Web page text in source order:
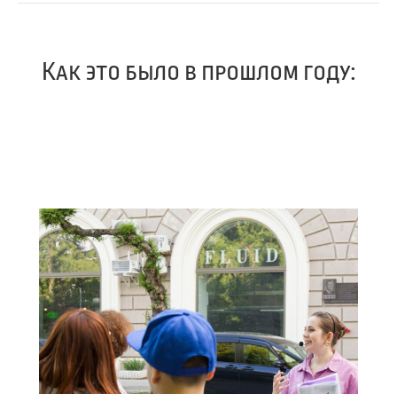
Как это было в прошлом году: